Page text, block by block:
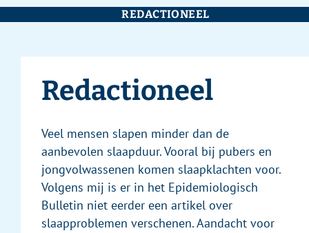
REDACTIONEEL
Redactioneel
Veel mensen slapen minder dan de
aanbevolen slaapduur. Vooral bij pubers en
jongvolwassenen komen slaapklachten voor.
Volgens mij is er in het Epidemiologisch
Bulletin niet eerder een artikel over
slaapproblemen verschenen. ­Aandacht voor